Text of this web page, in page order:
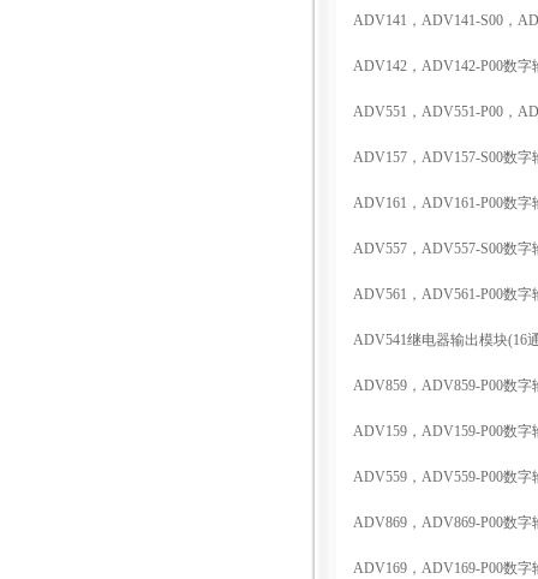
ADV141 ， ADV141-S00 ，
ADV142 ， ADV142-P00数字
ADV551 ， ADV551-P00 ，
ADV157 ， ADV157-S00数字
ADV161 ， ADV161-P00数字
ADV557 ， ADV557-S00数字
ADV561 ， ADV561-P00数字
ADV541继电器输出模块(16
ADV859 ， ADV859-P00数字
ADV159 ， ADV159-P00数字
ADV559 ， ADV559-P00数字
ADV869 ， ADV869-P00数字
ADV169 ， ADV169-P00数字